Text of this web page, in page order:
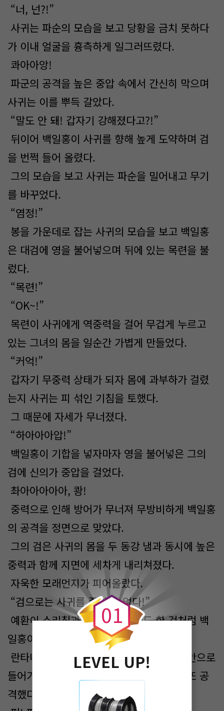
“너, 넌?!”
사귀는 파순의 모습을 보고 당황을 금치 못하다
가 이내 얼굴을 흉측하게 일그러뜨렸다.
콰아아앙!
파군의 공격을 높은 중압 속에서 간신히 막으며
사귀는 이를 뿌득 갈았다.
“말도 안 돼! 갑자기 강해졌다고?!”
뒤이어 백일홍이 사귀를 향해 높게 도약하며 검
을 번쩍 들어 올렸다.
그의 모습을 보고 사귀는 파순을 밀어내고 무기
를 바꾸었다.
“염정!”
봉을 가운데로 잡는 사귀의 모습을 보고 백일홍
은 대검에 영을 불어넣으며 뒤에 있는 목련을 불
렀다.
“목련!”
“OK~!”
목련이 사귀에게 역중력을 걸어 무겁게 누르고
있는 그녀의 몸을 일순간 가볍게 만들었다.
“커억!”
갑자기 무중력 상태가 되자 몸에 과부하가 걸렸
는지 사귀는 피 섞인 기침을 토했다.
그 때문에 자세가 무너졌다.
“하아아아압!”
백일홍이 기합을 넣자마자 영을 불어넣은 그의
검에 신의가 중압을 걸었다.
촤아아아아아, 쾅!
중력으로 인해 방어가 무너져 무방비하게 백일홍
의 공격을 정면으로 맞았다.
그의 검은 사귀의 몸을 두 동강 냄과 동시에 높은
중력과 함께 지면에 세차게 내리쳐졌다.
자욱한 모래먼지가 피어올랐다.
“검으로는 사귀를 죽일 수 없다!”
예환이 소리침과 동시에 알기라도 한 것처럼 백
일홍이 뒤로 물러났다.
란타나가 지면을 박차고 나아가 모래먼지 안으로
들어가 사귀가 재생할 틈도 없이 공격하고 또 공
격했다.
0
0
1
LEVEL UP!